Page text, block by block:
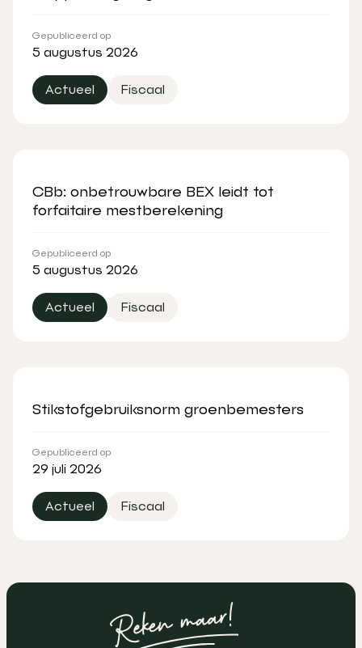
Gepubliceerd op
5 augustus 2026
Actueel Fiscaal
CBb: onbetrouwbare BEX leidt tot
forfaitaire mestberekening
Gepubliceerd op
5 augustus 2026
Actueel Fiscaal
Stikstofgebruiksnorm groenbemesters
Gepubliceerd op
29 juli 2026
Actueel Fiscaal